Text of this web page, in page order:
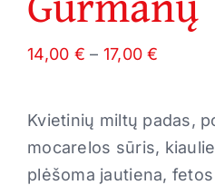
14,00 € – 17,00€
through
17,00 €
Kvietinių miltų padas,
mocarelos sūris,
plėšoma jautiena,